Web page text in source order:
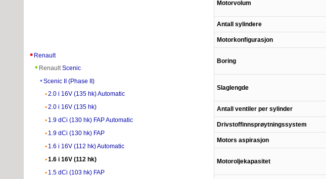
Renault
RenaultScenic
Scenic II (Phase II)
2.0 i 16V (135 hk) Automatic
2.0 i 16V (135 hk)
1.9 dCi (130 hk) FAP Automatic
1.9 dCi (130 hk) FAP
1.6 i 16V (112 hk) Automatic
1.6 i 16V (112 hk)
1.5 dCi (103 hk) FAP
Motorvolum
Antall sylindere
Motorkonfigurasjon
Boring
Slaglengde
Antall ventiler per sylinder
Drivstoffinnsprøytningssystem
Motors aspirasjon
Motoroljekapasitet